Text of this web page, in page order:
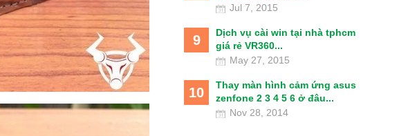
Jul 7, 2015
9
Dịch vụ cài win tại nhà tphcm
giá rẻ VR360...
May 27, 2015
10
Thay màn hình cảm ứng asus
zenfone 2 3 4 5 6 ở đâu...
Nov 28, 2014